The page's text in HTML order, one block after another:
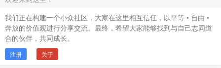
我们正在构建一个小众社区，大家在这里相互信任，以平等 • 自由 •
奔放的价值观进行分享交流。最终，希望大家能够找到与自己志同道
合的伙伴，共同成长。
注册 关于